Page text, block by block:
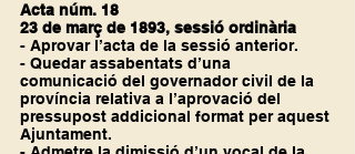
Acta núm. 18
23 de març de 1893, sessió ordinària
- Aprovar l’acta de la sessió anterior.
- Quedar assabentats d’una
comunicació del governador civil de la
província relativa a l’aprovació del
pressupost addicional format per aquest
Ajuntament.